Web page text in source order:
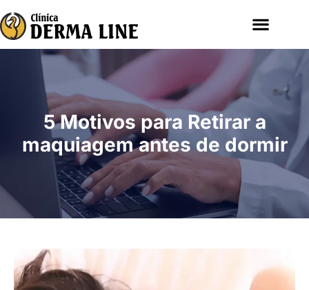
5 Motivos para Retirar a
maquiagem antes de dormir